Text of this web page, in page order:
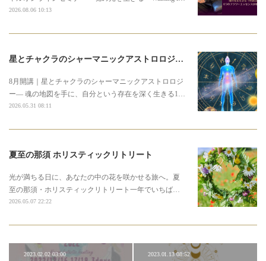
2026.08.06 10:13
星とチャクラのシャーマニックアストロロジー3期募集のお知らせ
8月開講｜星とチャクラのシャーマニックアストロロジ
ー― 魂の地図を手に、自分という存在を深く生きる1…
2026.05.31 08:11
夏至の那須 ホリスティックリトリート
光が満ちる日に、あなたの中の花を咲かせる旅へ。夏
至の那須・ホリスティックリトリート一年でいちば…
2026.05.07 22:22
2023.02.02 03:00 2023.01.13 08:52